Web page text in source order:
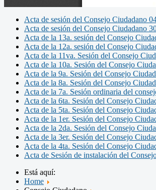
Acta de sesión del Consejo Ciudadano
Acta de sesión del Consejo Ciudadano
Acta de la 13a. sesión del Consejo
Acta de la 12a. sesión del Consejo
Acta de la 11va. Sesión del Consejo
Acta de la 10a. Sesión del Consejo
Acta de la 9a. Sesión del Consejo
Acta de la 8a. Sesión del Consejo
Acta de la 7a. Sesión ordinaria del
Acta de la 6ta. Sesión del Consejo
Acta de la 5ta. Sesión del Consejo
Acta de la 1er. Sesión del Consejo
Acta de la 2da. Sesión del Consejo
Acta de la 3er. Sesión del Consejo
Acta de la 4ta. Sesión del Consejo
Acta de Sesión de instalación del
Está aquí:
Home